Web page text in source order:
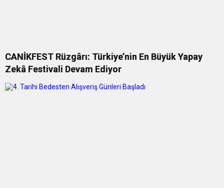
CANİKFEST Rüzgârı: Türkiye’nin En Büyük Yapay
Zekâ Festivali Devam Ediyor